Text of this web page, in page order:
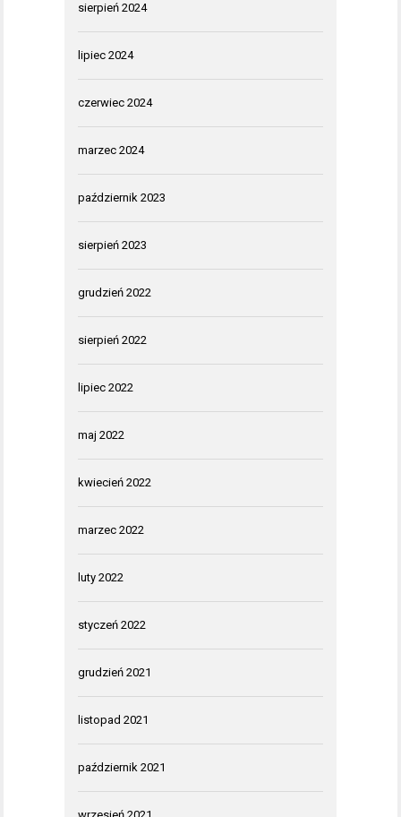
sierpień 2024
lipiec 2024
czerwiec 2024
marzec 2024
październik 2023
sierpień 2023
grudzień 2022
sierpień 2022
lipiec 2022
maj 2022
kwiecień 2022
marzec 2022
luty 2022
styczeń 2022
grudzień 2021
listopad 2021
październik 2021